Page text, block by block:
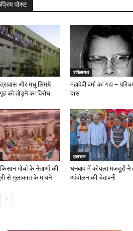
पोस्ट
और मधु लिमये
को तोड़ने का विरोध
शख्सियत
महादेवी वर्मा का गद्य –
दास
मोर्चा के नेताओं की
से मुलाकात के मायने
हलचल
धनबाद में कोयला मजदूरों ने
आंदोलन की चेतावनी